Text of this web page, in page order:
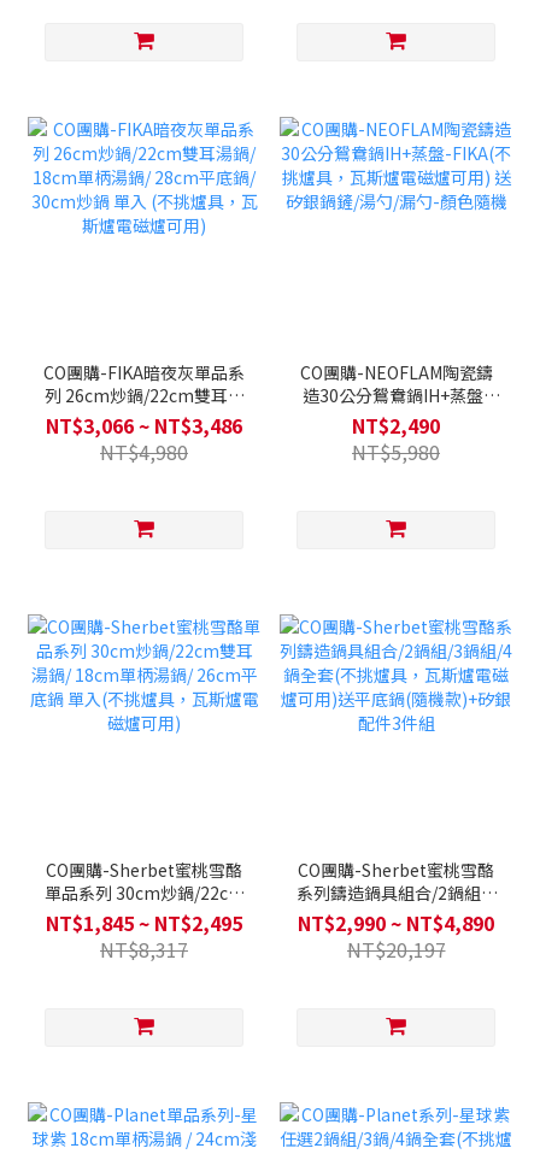
CO團購-FIKA暗夜灰單品系
列 26cm炒鍋/22cm雙耳湯
鍋/ 18cm單柄湯鍋/ 28cm
平底鍋/ 30cm炒鍋 單入 (不
挑爐具，瓦斯爐電磁爐可用)
NT$3,066 ~ NT$3,486
NT$4,980
CO團購-NEOFLAM陶瓷鑄
造30公分鴛鴦鍋IH+蒸盤-
FIKA(不挑爐具，瓦斯爐電
磁爐可用) 送矽銀鍋鏟/湯勺/
漏勺-顏色隨機
NT$2,490
NT$5,980
CO團購-Sherbet蜜桃雪酪
單品系列 30cm炒鍋/22cm
雙耳湯鍋/ 18cm單柄湯鍋/
26cm平底鍋 單入(不挑爐
具，瓦斯爐電磁爐可用)
NT$1,845 ~ NT$2,495
NT$8,317
CO團購-Sherbet蜜桃雪酪
系列鑄造鍋具組合/2鍋組/3
鍋組/4鍋全套(不挑爐具，瓦
斯爐電磁爐可用)送平底鍋
(隨機款)+矽銀配件3件組
NT$2,990 ~ NT$4,890
NT$20,197